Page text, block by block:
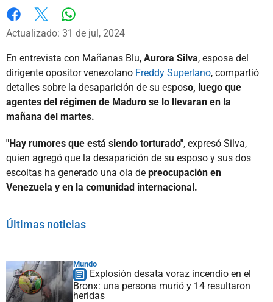
Facebook
X
Actualizado: 31 de jul, 2024
En entrevista con Mañanas Blu, Aurora Silva, esposa del
dirigente opositor venezolano Freddy Superlano, compartió
detalles sobre la desaparición de su esposo, luego que
agentes del régimen de Maduro se lo llevaran en la
mañana del martes.
"Hay rumores que está siendo torturado", expresó Silva,
quien agregó que la desaparición de su esposo y sus dos
escoltas ha generado una ola de preocupación en
Venezuela y en la comunidad internacional.
Últimas noticias
Mundo
Explosión desata voraz incendio en el
Bronx: una persona murió y 14 resultaron
heridas